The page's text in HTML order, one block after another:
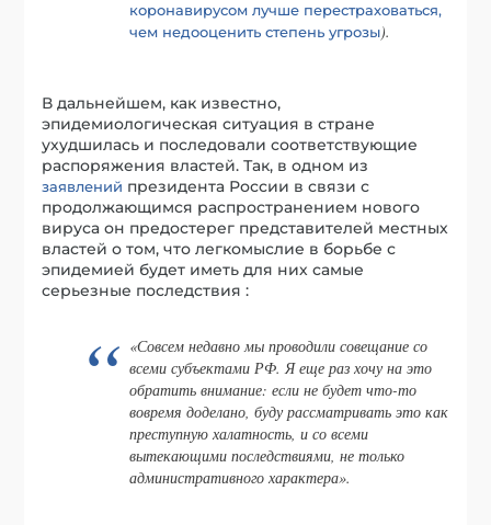
коронавирусом лучше перестраховаться,
чем недооценить степень угрозы).
В дальнейшем, как известно,
эпидемиологическая ситуация в стране
ухудшилась и последовали соответствующие
распоряжения властей. Так, в одном из
заявлений президента России в связи с
продолжающимся распространением нового
вируса он предостерег представителей местных
властей о том, что легкомыслие в борьбе с
эпидемией будет иметь для них самые
серьезные последствия :
«Совсем недавно мы проводили совещание со
всеми субъектами РФ. Я еще раз хочу на это
обратить внимание: если не будет что-то
вовремя доделано, буду рассматривать это как
преступную халатность, и со всеми
вытекающими последствиями, не только
административного характера».